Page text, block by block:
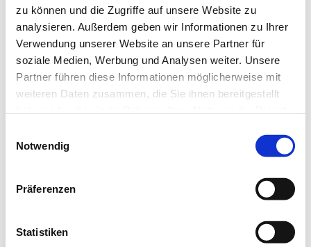
zu können und die Zugriffe auf unsere Website zu
analysieren. Außerdem geben wir Informationen zu Ihrer
Verwendung unserer Website an unsere Partner für
soziale Medien, Werbung und Analysen weiter. Unsere
Partner führen diese Informationen möglicherweise mit
weiteren Daten zusammen, die Sie ihnen bereitgestellt
Notwendig
Präferenzen
Statistiken
loadingjobninja.com
for more